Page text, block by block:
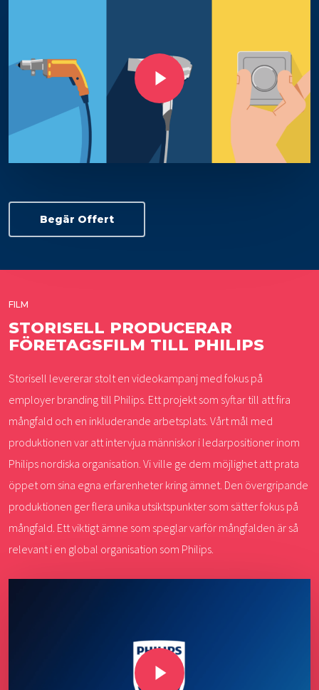
Play Video
Begär Offert
FILM
STORISELL PRODUCERAR
FÖRETAGSFILM TILL PHILIPS
Storisell levererar stolt en videokampanj med fokus på
employer branding till Philips. Ett projekt som syftar till att fira
mångfald och en inkluderande arbetsplats. Vårt mål med
produktionen var att intervjua människor i ledarpositioner inom
Philips nordiska organisation. Vi ville ge dem möjlighet att prata
öppet om sina egna erfarenheter kring ämnet. Den övergripande
produktionen ger flera unika utsiktspunkter som sätter fokus på
mångfald. Ett viktigt ämne som speglar varför mångfalden är så
relevant i en global organisation som Philips.
Play Video